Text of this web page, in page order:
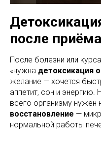
после
После болезни или
«нужна детоксикация
желание — хочется
аппетит, сон и
всего организму нужен
восстановление —
нормальной работы